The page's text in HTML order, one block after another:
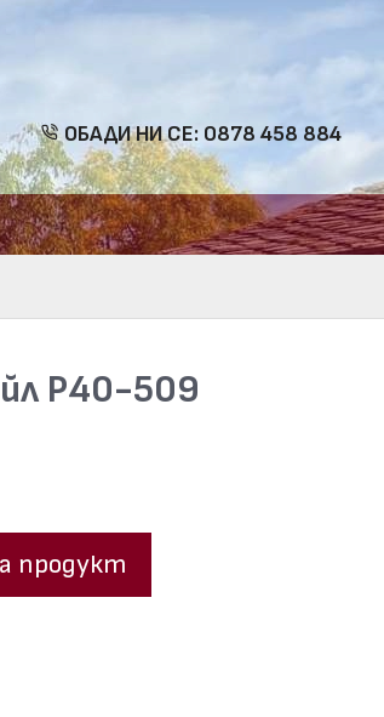
ОБАДИ НИ СЕ: 0878 458 884
Р40-509
продукт